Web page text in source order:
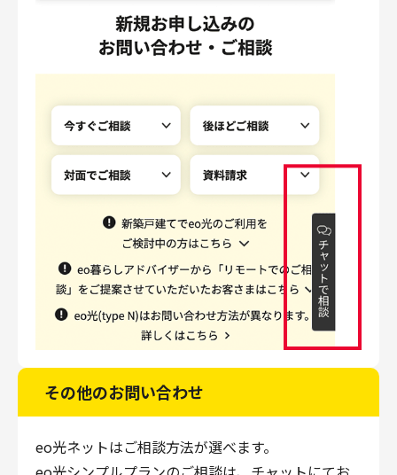
その他のお問い合わせ
eo光ネットはご相談方法が選べます。